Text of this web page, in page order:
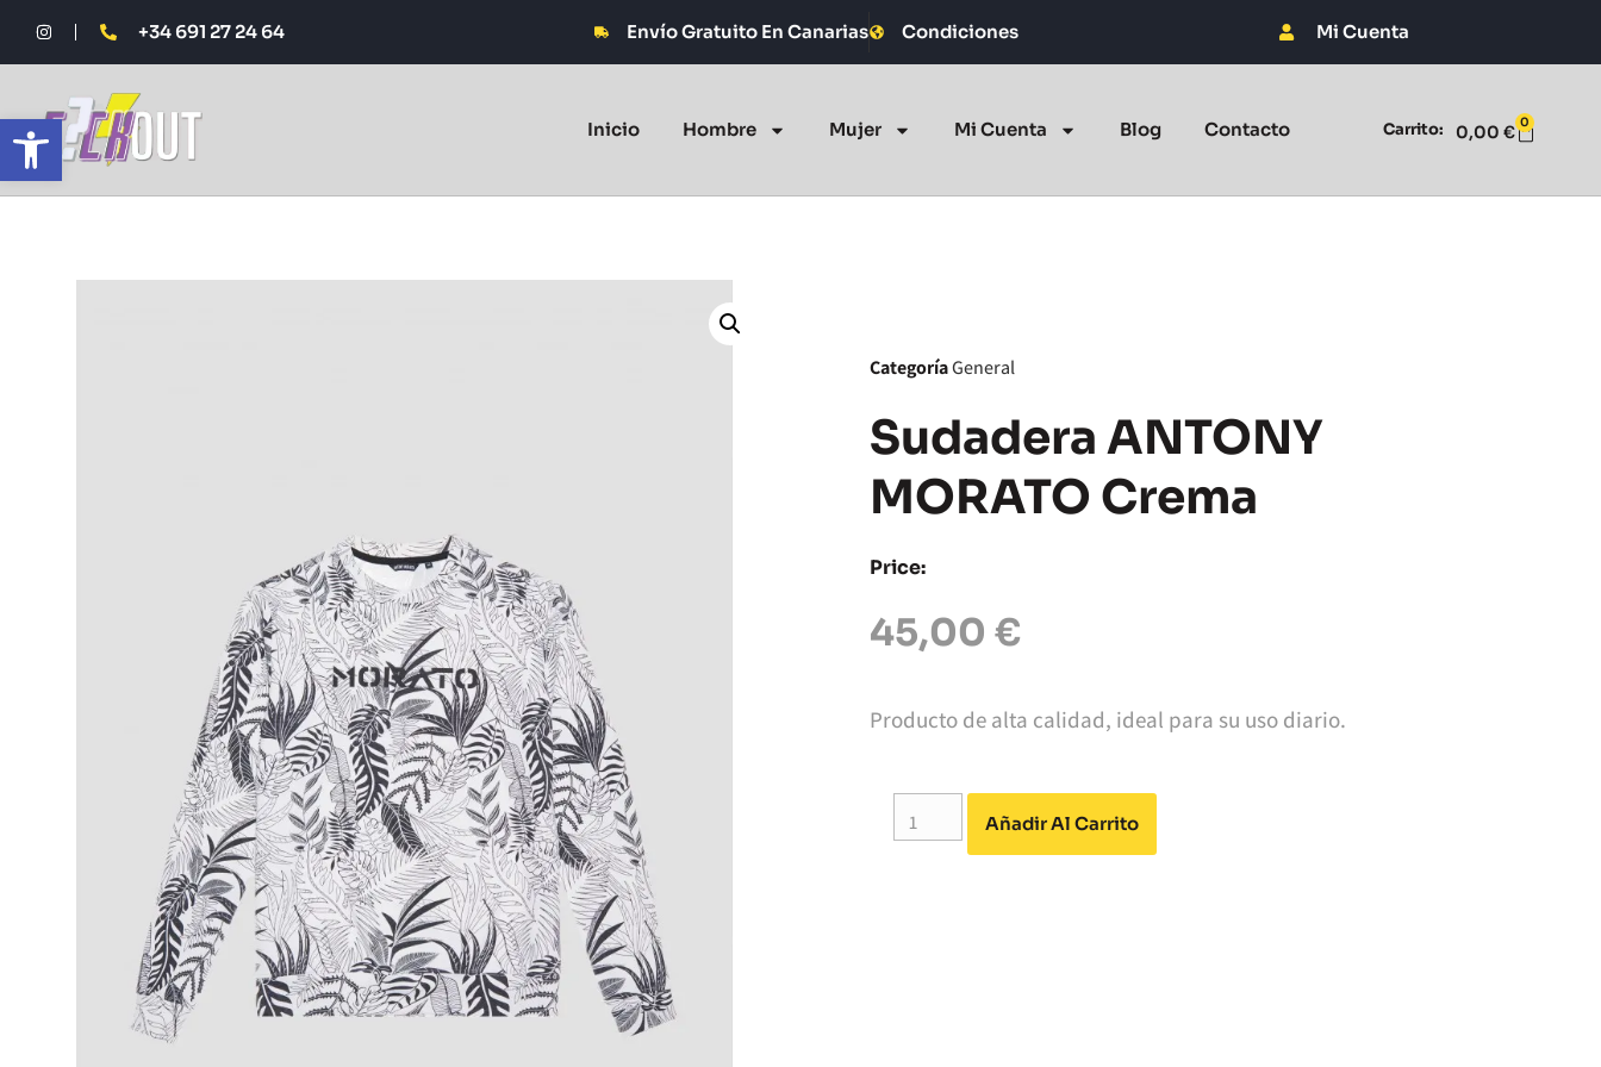
Abrir barra de herramientas
+34 691 27 24 64 Envío Gratuito En Canarias Condiciones Mi Cuenta
Inicio Hombre Mujer Mi Cuenta Blog Contacto Carrito: 0,00 € 0
CategoríaGeneral
Sudadera ANTONY
MORATO Crema
Price:
45,00 €
Producto de alta calidad, ideal para su uso diario.
Añadir Al Carrito